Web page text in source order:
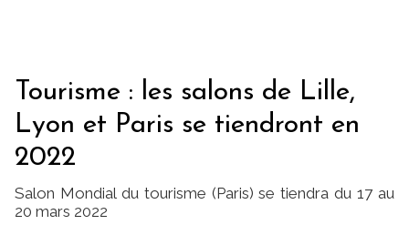
Tourisme : les salons de Lille,
Lyon et Paris se tiendront en
2022
Salon Mondial du tourisme (Paris) se tiendra du 17 au
20 mars 2022